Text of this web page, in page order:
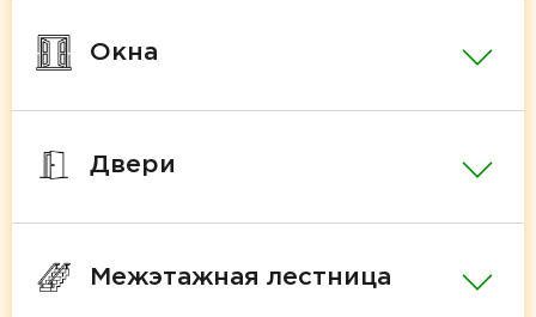
Окна
Двери
Межэтажная лестница